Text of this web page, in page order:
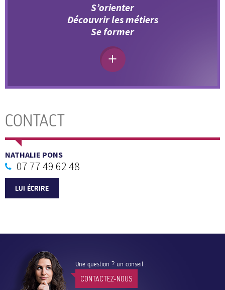
S’orienter
Découvrir les métiers
Se former
CONTACT
NATHALIE PONS
07 77 49 62 48
LUI ÉCRIRE
Une question ? un conseil :
CONTACTEZ-NOUS